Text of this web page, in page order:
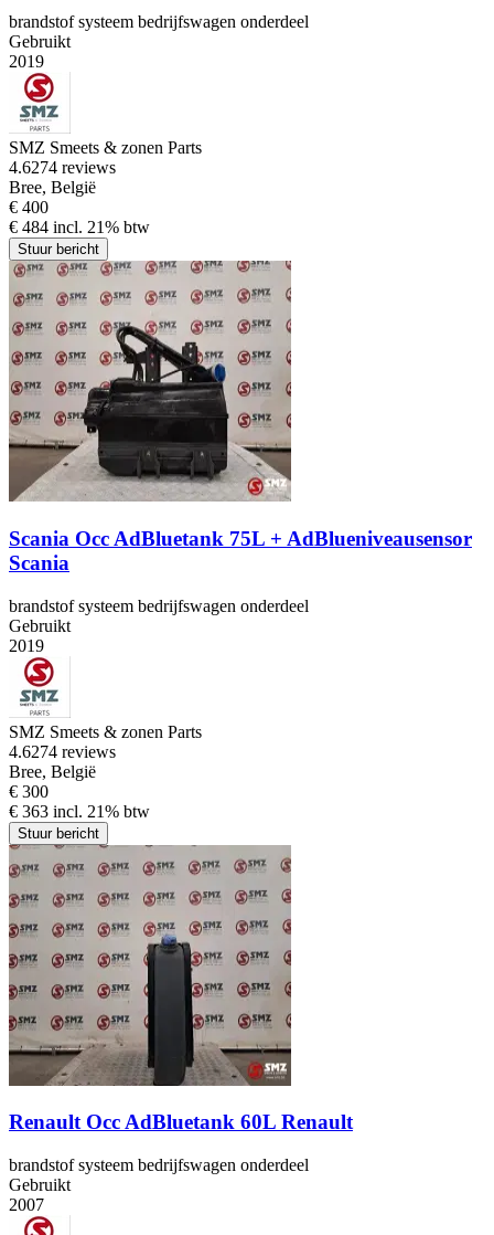
brandstof systeem bedrijfswagen onderdeel
Gebruikt
2019
SMZ Smeets & zonen Parts
4.6274 reviews
Bree, België
€ 400
€ 484 incl. 21% btw
Stuur bericht
Scania Occ AdBluetank 75L + AdBlueniveausensor
Scania
brandstof systeem bedrijfswagen onderdeel
Gebruikt
2019
SMZ Smeets & zonen Parts
4.6274 reviews
Bree, België
€ 300
€ 363 incl. 21% btw
Stuur bericht
Renault Occ AdBluetank 60L Renault
brandstof systeem bedrijfswagen onderdeel
Gebruikt
2007